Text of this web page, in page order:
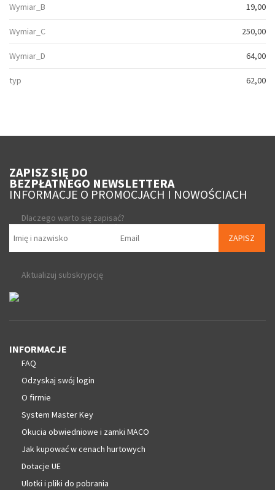
Wymiar_B 19,00
Wymiar_C 250,00
Wymiar_D 64,00
typ 62,00
ZAPISZ SIĘ DO
BEZPŁATNEGO NEWSLETTERA
INFORMACJE O PROMOCJACH I NOWOŚCIACH
Dlaczego warto się zapisać?
ZAPISZ
Aktualizuj subskrypcję
INFORMACJE
FAQ
Odzyskaj swój login
O firmie
System Master Key
Okucia obwiedniowe i zamki MACO
Jak kupować w cenach hurtowych
Dotacje UE
Ulotki i pliki do pobrania